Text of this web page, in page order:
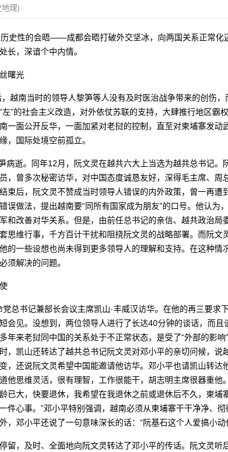
地理)
史性的会晤——成都会晤打破外交坚冰，向两国关系正常化
长，深谙个中内情。
曙光
越南当时的领导人黎笋等人没有及时医治战争带来的创伤
”的社会主义改造，对外依仗苏联的支持，大肆推行地区霸权
一面公开反华，一面加紧对老挝的控制，直至对柬埔寨发动
，国际处境空前孤立。
病逝。同年12月，阮文灵在越共六大上当选为越共总书记。
，曾多次秘密访华，对中国态度诚恳友好，深得毛主席、周
束后，阮文灵不赞成当时领导人错误的内外政策，曾一再遭
误做法，提出越南要“同所有国家成为朋友”的口号。他认为
和改善对华关系。但是，由前任总书记的亲信、越共政治局
思维行事，千方百计干扰和阻挠阮文灵的战略部署。而阮文
的一些设想也尚未得到更多领导人的理解和支持。在这种情
须解决的问题。
总书记兼部长会议主席凯山·丰威汉访华。在他的再三要求
会见。没想到，两位领导人进行了长达40分钟的谈话，而且
年来老挝同中国的关系处于不正常状态，是受了“外部的影响
，凯山还转达了越共总书记阮文灵对邓小平的亲切问候，说
，还说阮文灵希望中国能邀请他访华。邓小平也请凯山转达
他思维灵活，很有理智，工作很能干，胡志明主席很器重他
已大，快要退休，我希望在我退休之前或退休后不久，柬埔
件心事。”邓小平特别强调，越南必须从柬埔寨干干净净、
，邓小平还说了一句意味深长的话：“阮基石这个人爱搞小动
留，及时、全面地向阮文灵转达了邓小平的传话。阮文灵听